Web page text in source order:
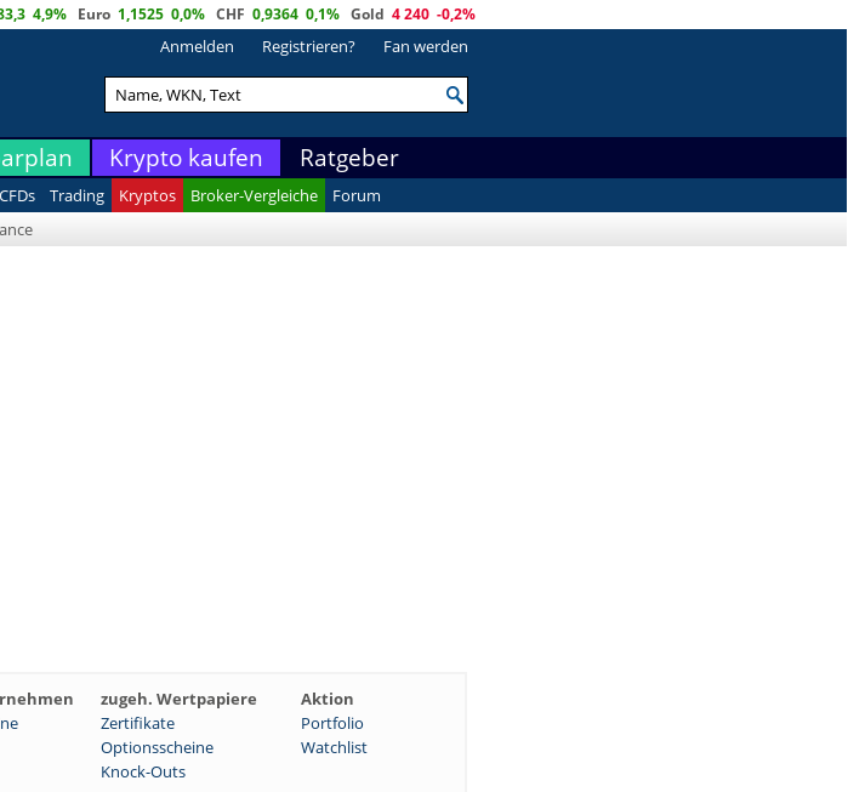
4,9% Euro 1,1525 0,0% CHF 0,9364 0,1% Gold 4 240 -0,2%
Anmelden Registrieren? Fan werden
Krypto kaufen Ratgeber
CFDs Trading Kryptos Broker-Vergleiche
Forum
zugeh. Wertpapiere
Aktion
Zertifikate
Portfolio
Optionsscheine
Watchlist
Knock-Outs